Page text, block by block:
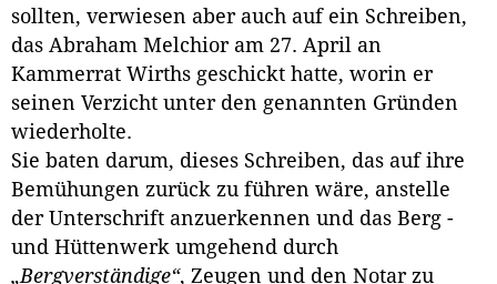
sollten, verwiesen aber auch auf ein Schreiben,
das Abraham Melchior am 27. April an
Kammerrat Wirths geschickt hatte, worin er
seinen Verzicht unter den genannten Gründen
wiederholte.
Sie baten darum, dieses Schreiben, das auf ihre
Bemühungen zurück zu führen wäre, anstelle
der Unterschrift anzuerkennen und das Berg -
und Hüttenwerk umgehend durch
„Bergverständige“, Zeugen und den Notar zu